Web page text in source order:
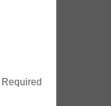
Required